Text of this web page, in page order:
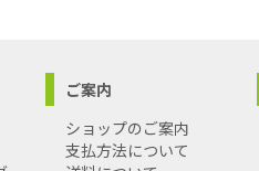
ご案内
ショップのご案内
支払方法について